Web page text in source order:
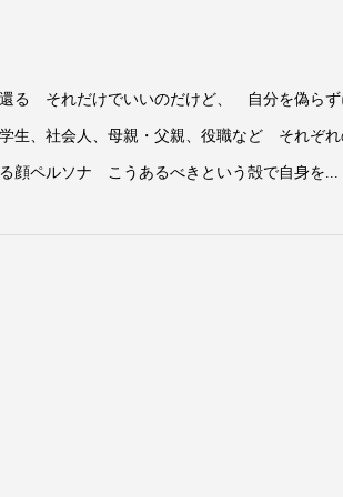
る それだけでいいのだけど、 自分を偽らず
生、社会人、母親・父親、役職など それぞれ
顔ペルソナ こうあるべきという殻で自身を...